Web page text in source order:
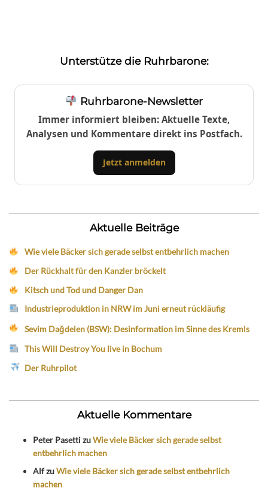
Unterstütze die Ruhrbarone:
Ruhrbarone-Newsletter
Immer informiert bleiben: Aktuelle Texte,
Analysen und Kommentare direkt ins Postfach.
Jetzt anmelden
Aktuelle Beiträge
Wie viele Bäcker sich gerade selbst entbehrlich machen
Der Rückhalt für den Kanzler bröckelt
Kitsch und Tod und Danger Dan
Industrieproduktion in NRW im Juni erneut rückläufig
Sevim Dağdelen (BSW): Desinformation im Sinne des Kremls
This Will Destroy You live in Bochum
Der Ruhrpilot
Aktuelle Kommentare
Peter PasettizuWie viele Bäcker sich gerade selbst
entbehrlich machen
AlfzuWie viele Bäcker sich gerade selbst entbehrlich
machen